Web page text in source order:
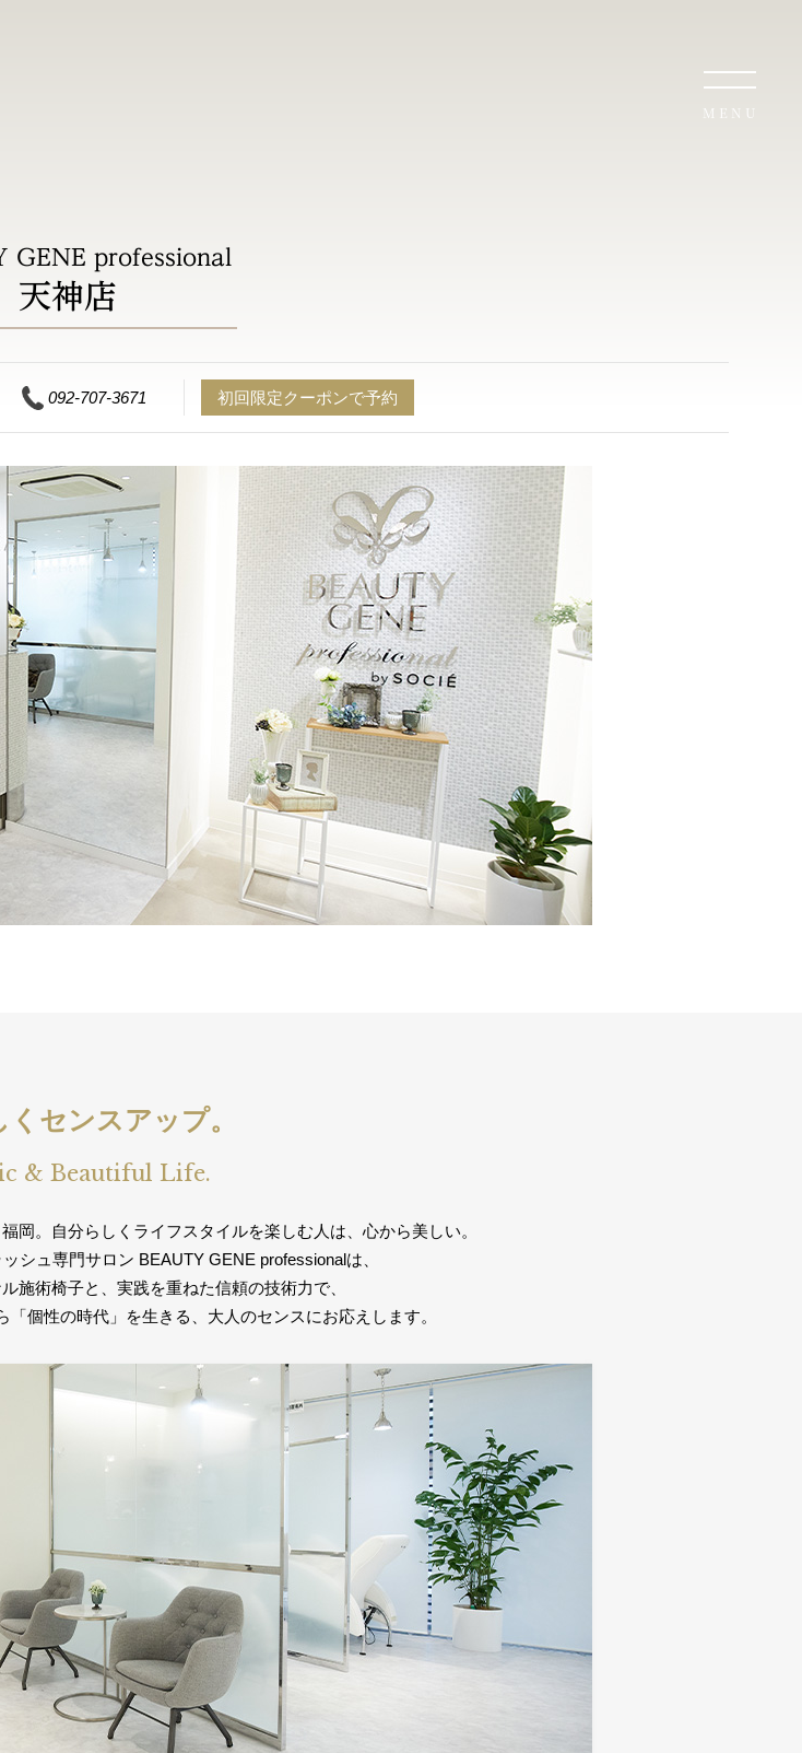
MENU
GENE professional
天神店
092-707-3671 初回限定クーポンで予約
くセンスアップ。
& Beautiful Life.
岡。自分らしくライフスタイルを楽しむ人は、心から美しい。
シュ専門サロン​ BEAUTY GENE professionalは、
施術椅子と、実践を重ねた信頼の技術力で、
個性の時代」を生きる、大人のセンスにお応えします。